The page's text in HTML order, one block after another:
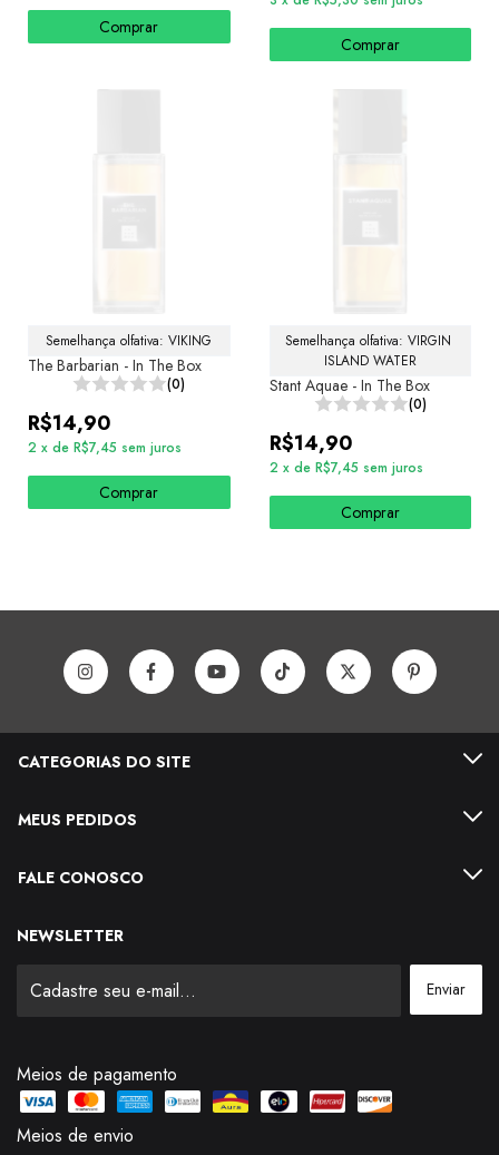
Comprar
Comprar
Semelhança olfativa: VIKING
The Barbarian - In The Box
(0)
R$14,90
2 x de R$7,45 sem juros
Comprar
Semelhança olfativa: VIRGIN
ISLAND WATER
Stant Aquae - In The Box
(0)
R$14,90
2 x de R$7,45 sem juros
Comprar
CATEGORIAS DO SITE
MEUS PEDIDOS
FALE CONOSCO
NEWSLETTER
Meios de pagamento